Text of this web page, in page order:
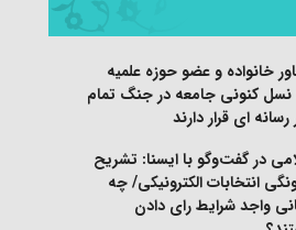
خانواده و عضو حوزه علمیه
کنونی جامعه در جنگ تمام
رسانه ای قرار دارند
در گفت‌وگو با ایسنا: تشریح
انتخابات الکترونیکی/ چه
واجد شرایط رای دادن